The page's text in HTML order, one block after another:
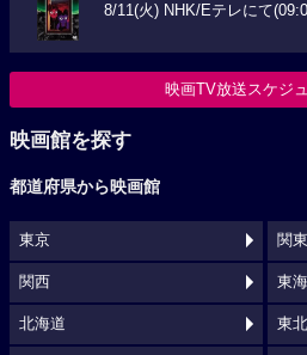
8/11(火) NHK/Eテレにて
映画TV放送スケジ
映画館を探す
都道府県から映画館
東京 関東
関西 東海
北海道 東北